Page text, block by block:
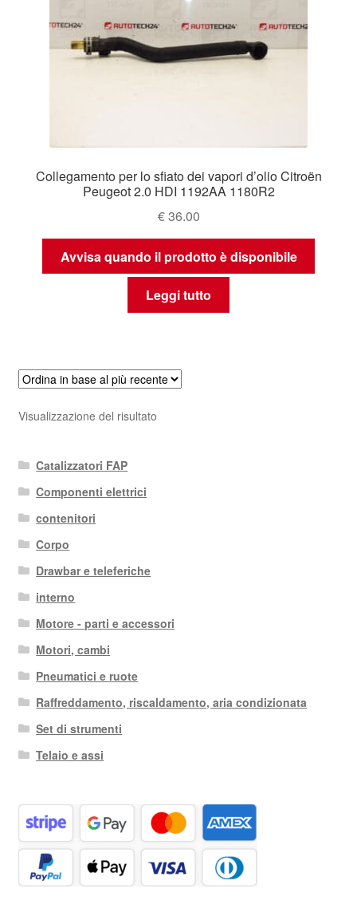
Collegamento per lo sfiato dei vapori d’olio Citroën
Peugeot 2.0 HDI 1192AA 1180R2
€36.00
Avvisa quando il prodotto è disponibile
Leggi tutto
Visualizzazione del risultato
Catalizzatori FAP
Componenti elettrici
contenitori
Corpo
Drawbar e teleferiche
interno
Motore - parti e accessori
Motori, cambi
Pneumatici e ruote
Raffreddamento, riscaldamento, aria condizionata
Set di strumenti
Telaio e assi